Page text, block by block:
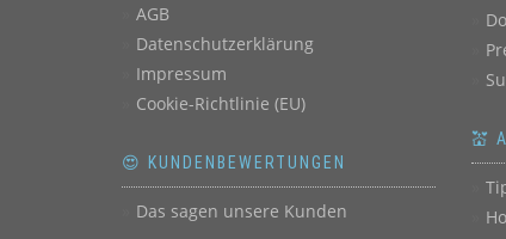
AGB
Datenschutzerklärung
Impressum
Cookie-Richtlinie (EU)
😍 KUNDENBEWERTUNGEN
Das sagen unsere Kunden
💒